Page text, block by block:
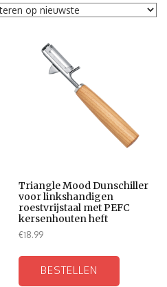
Triangle Mood Dunschiller
voor linkshandigen
roestvrijstaal met PEFC
kersenhouten heft
€18.99
BESTELLEN